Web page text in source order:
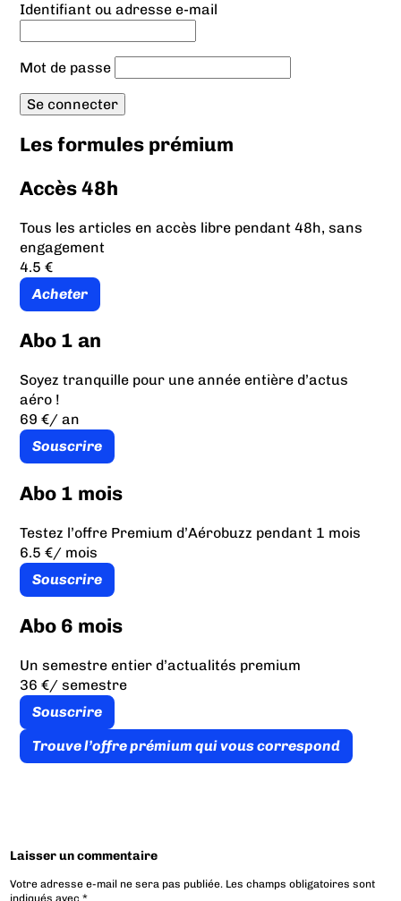
Identifiant ou adresse e-mail
Mot de passe
Les formules prémium
Accès 48h
Tous les articles en accès libre pendant 48h, sans
engagement
4.5 €
Acheter
Abo 1 an
Soyez tranquille pour une année entière d’actus
aéro !
69 €/ an
Souscrire
Abo 1 mois
Testez l’offre Premium d’Aérobuzz pendant 1 mois
6.5 €/ mois
Souscrire
Abo 6 mois
Un semestre entier d’actualités premium
36 €/ semestre
Souscrire
Trouve l’offre prémium qui vous correspond
Laisser un commentaire
Votre adresse e-mail ne sera pas publiée. Les champs obligatoires sont